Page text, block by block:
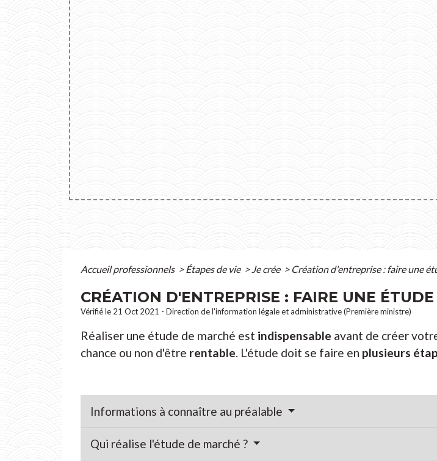
Accueil professionnels > Étapes de vie > Je crée > Création d'entreprise : faire une
CRÉATION D'ENTREPRISE : FAIRE UNE
Vérifié le 21 Oct 2021 - Direction de l'information légale et administrative (Première ministre)
Réaliser une étude de marché est indispensable avant de créer
chance ou non d'être rentable. L'étude doit se faire en plusieurs
Informations à connaître au préalable
Qui réalise l'étude de marché ?